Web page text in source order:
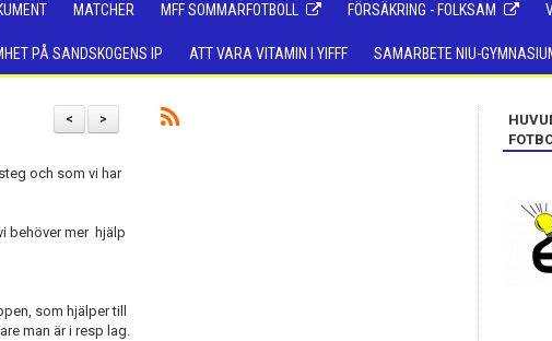
MATCHER MFF SOMMARFOTBOLL FÖRSÄKRING - FOLKSAM
PÅ SANDSKOGENS IP ATT VARA VITAMIN I YIFFF SAMARBETE NIU-
>
<
och som vi har
behöver mer hjälp
som hjälper till
man är i resp lag.